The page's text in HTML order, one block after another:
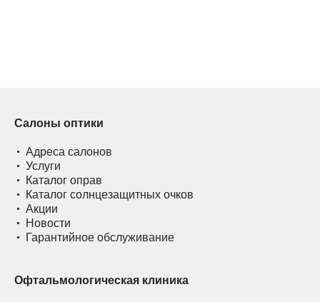
Салоны оптики
Адреса салонов
Услуги
Каталог оправ
Каталог солнцезащитных очков
Акции
Новости
Гарантийное обслуживание
Офтальмологическая клиника